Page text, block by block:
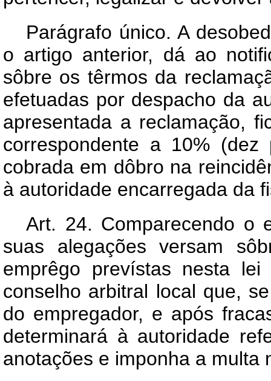
Parágrafo único. A
o artigo anterior, dá ao
sôbre os têrmos da
efetuadas por despacho da
apresentada a reclamação,
correspondente a 10%
cobrada em dôbro na
à autoridade encarregada da
Art. 24. Comparecendo o
suas alegações versam
emprêgo prevístas nesta
conselho arbitral local que,
do empregador, e após
determinará à autoridade
anotações e imponha a multa